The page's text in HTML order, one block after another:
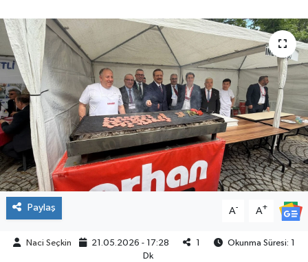
Paylaş A- A+
Naci Seçkin 21.05.2026 - 17:28
Okunma Süresi: 1
Dk